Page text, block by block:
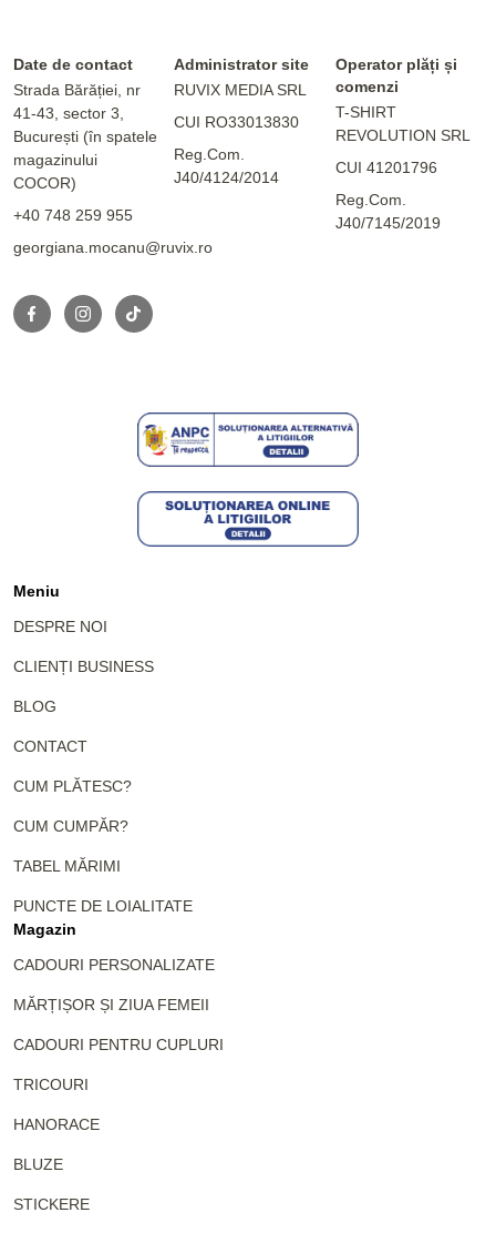
Date de contact
Strada Bărăției, nr
41-43, sector 3,
București (în spatele
magazinului
COCOR)
+40 748 259 955
georgiana.mocanu@ruvix.ro
Administrator site
RUVIX MEDIA SRL
CUI RO33013830
Reg.Com.
J40/4124/2014
Operator plăți și
comenzi
T-SHIRT
REVOLUTION SRL
CUI 41201796
Reg.Com.
J40/7145/2019
Meniu
DESPRE NOI
CLIENȚI BUSINESS
BLOG
CONTACT
CUM PLĂTESC?
CUM CUMPĂR?
TABEL MĂRIMI
PUNCTE DE LOIALITATE
Magazin
CADOURI PERSONALIZATE
MĂRȚIȘOR ȘI ZIUA FEMEII
CADOURI PENTRU CUPLURI
TRICOURI
HANORACE
BLUZE
STICKERE